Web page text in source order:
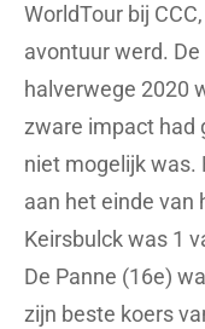
WorldTour bij
avontuur werd.
halverwege 2020
zware impact had
niet mogelijk was.
aan het einde van
Keirsbulck was 1
De Panne (16e)
zijn beste koers